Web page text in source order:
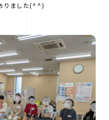
りました(^^)